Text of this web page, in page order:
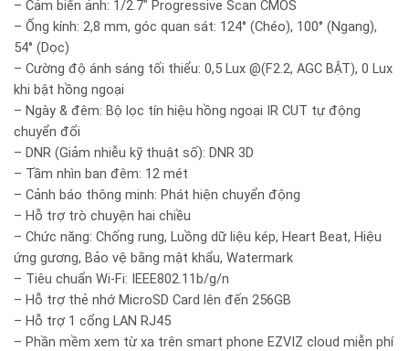
– Cảm biến ảnh: 1/2.7″ Progressive Scan CMOS
– Ống kính: 2,8 mm, góc quan sát: 124° (Chéo), 100° (Ngang),
54° (Dọc)
– Cường độ ánh sáng tối thiểu: 0,5 Lux @(F2.2, AGC BẬT), 0 Lux
khi bật hồng ngoại
– Ngày & đêm: Bộ lọc tín hiệu hồng ngoại IR CUT tự động
chuyển đổi
– DNR (Giảm nhiễu kỹ thuật số): DNR 3D
– Tầm nhìn ban đêm: 12 mét
– Cảnh báo thông minh: Phát hiện chuyển động
– Hỗ trợ trò chuyện hai chiều
– Chức năng: Chống rung, Luồng dữ liệu kép, Heart Beat, Hiệu
ứng gương, Bảo vệ bằng mật khẩu, Watermark
– Tiêu chuẩn Wi-Fi: IEEE802.11b/g/n
– Hỗ trợ thẻ nhớ MicroSD Card lên đến 256GB
– Hỗ trợ 1 cổng LAN RJ45
– Phần mềm xem từ xa trên smart phone EZVIZ cloud miễn phí